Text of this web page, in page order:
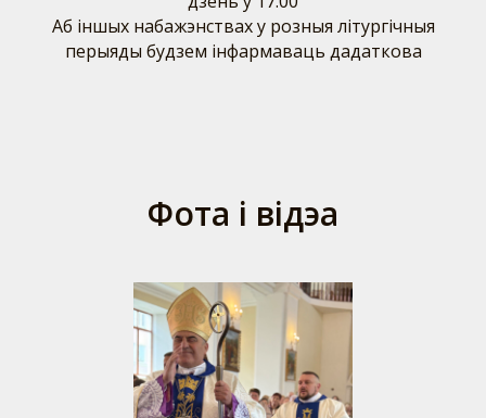
Аб іншых набажэнствах у розныя літургічныя
перыяды будзем інфармаваць дадаткова
Фота і відэа